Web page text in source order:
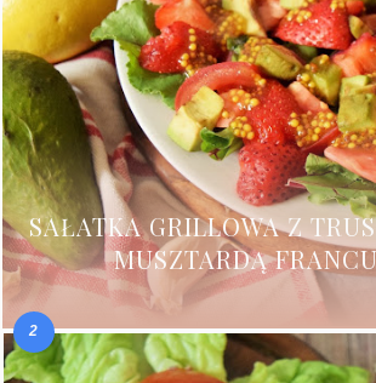
SAŁATKA GRILLOWA Z
MUSZTARDĄ